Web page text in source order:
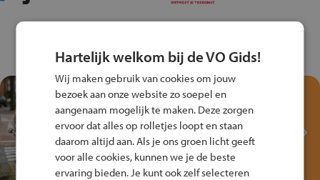
Test je kennis met het
Fiets Veilig
Verkeersspel!
Speel het Fiets Veilig Verkeersspel
en win een Cortina-fiets!
Hartelijk welkom bij de VO Gids!
Wij maken gebruik van cookies om jouw
bezoek aan onze website zo soepel en
aangenaam mogelijk te maken. Deze zorgen
ervoor dat alles op rolletjes loopt en staan
daarom altijd aan. Als je ons groen licht geeft
voor alle cookies, kunnen we je de beste
ervaring bieden. Je kunt ook zelf selecteren